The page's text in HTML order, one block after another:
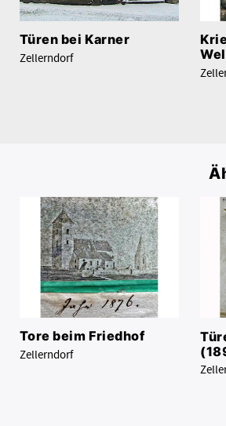
Türen bei Karner
Zellerndorf
Tore beim Friedhof
Zellerndorf